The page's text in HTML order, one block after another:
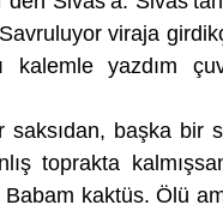
viraja
yazdım
başka bir
toprakta
kaktüs. Ölü